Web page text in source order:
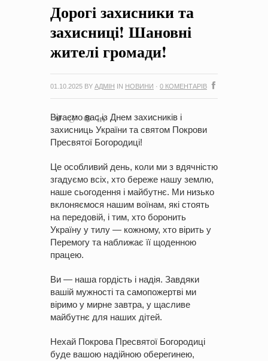
на період 2018 – 2020 роки Оголошення про збір ідей
проектів
Дорогі захисники та
захисниці! Шановні
жителі громади!
01.10.2025 BY АДМІН IN НОВИНИ · 0 КОМЕНТАРІВ
Вітаємо вас із Днем захисників і
захисниць України та святом Покрови
Пресвятої Богородиці!
Це особливий день, коли ми з вдячністю
згадуємо всіх, хто береже нашу землю,
наше сьогодення і майбутнє. Ми низько
вклоняємося нашим воїнам, які стоять
на передовій, і тим, хто боронить
Україну у тилу — кожному, хто вірить у
Перемогу та наближає її щоденною
працею.
Ви — наша гордість і надія. Завдяки
вашій мужності та самопожертві ми
віримо у мирне завтра, у щасливе
майбутнє для наших дітей.
Нехай Покрова Пресвятої Богородиці
буде вашою надійною оберегинею,